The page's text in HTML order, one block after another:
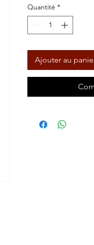
Quantité *
Ajouter au